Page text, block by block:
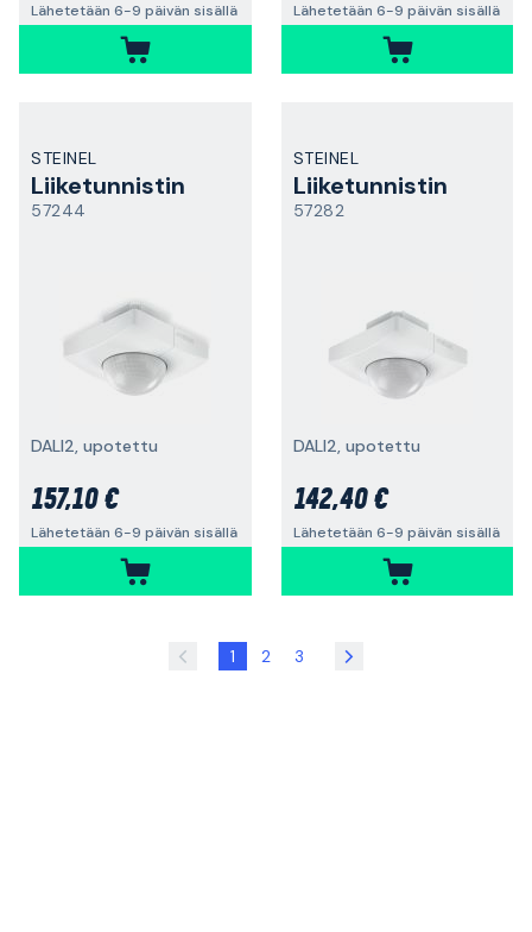
Lähetetään 6-9 päivän sisällä Lähetetään 6-9 päivän sisällä
STEINEL
Liiketunnistin
57244
DALI2, upotettu
157,10 €
Lähetetään 6-9 päivän sisällä
STEINEL
Liiketunnistin
57282
DALI2, upotettu
142,40 €
Lähetetään 6-9 päivän sisällä
1 2 3